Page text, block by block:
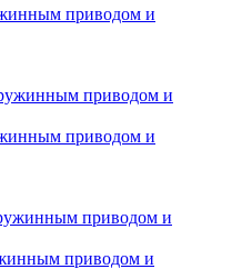
приводом и
приводом и
приводом и